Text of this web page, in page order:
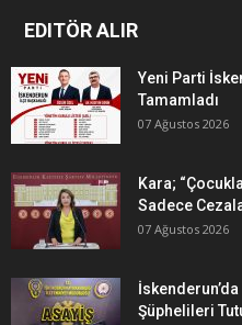
EDITÖR ALIR
Yeni Parti
Tamamladı
07 Ağustos 2026
Kara;
Sadece
07 Ağustos 2026
Şüphelileri